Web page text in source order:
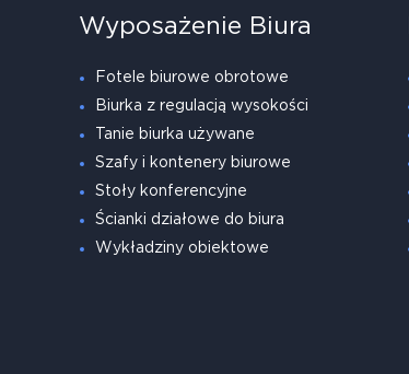
Wyposażenie Biura
Fotele biurowe obrotowe
Biurka z regulacją wysokości
Tanie biurka używane
Szafy i kontenery biurowe
Stoły konferencyjne
Ścianki działowe do biura
Wykładziny obiektowe